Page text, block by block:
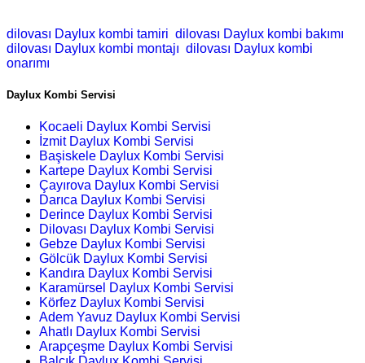
dilovası Daylux kombi tamiri dilovası Daylux kombi bakımı
dilovası Daylux kombi montajı dilovası Daylux kombi
onarımı
Daylux Kombi Servisi
Kocaeli Daylux Kombi Servisi
İzmit Daylux Kombi Servisi
Başiskele Daylux Kombi Servisi
Kartepe Daylux Kombi Servisi
Çayırova Daylux Kombi Servisi
Darıca Daylux Kombi Servisi
Derince Daylux Kombi Servisi
Dilovası Daylux Kombi Servisi
Gebze Daylux Kombi Servisi
Gölcük Daylux Kombi Servisi
Kandıra Daylux Kombi Servisi
Karamürsel Daylux Kombi Servisi
Körfez Daylux Kombi Servisi
Adem Yavuz Daylux Kombi Servisi
Ahatlı Daylux Kombi Servisi
Arapçeşme Daylux Kombi Servisi